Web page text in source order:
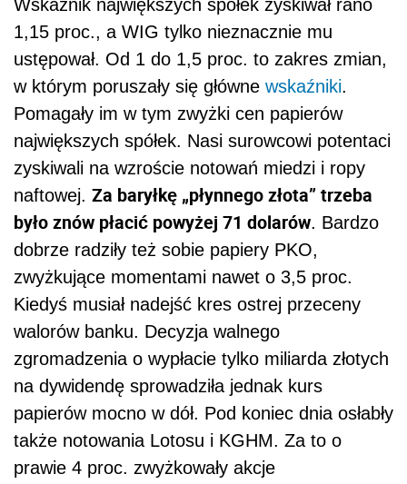
Wskaźnik największych spółek zyskiwał rano
1,15 proc., a WIG tylko nieznacznie mu
ustępował. Od 1 do 1,5 proc. to zakres zmian,
w którym poruszały się główne wskaźniki.
Pomagały im w tym zwyżki cen papierów
największych spółek. Nasi surowcowi potentaci
zyskiwali na wzroście notowań miedzi i ropy
naftowej. Za baryłkę „płynnego złota” trzeba
było znów płacić powyżej 71 dolarów. Bardzo
dobrze radziły też sobie papiery PKO,
zwyżkujące momentami nawet o 3,5 proc.
Kiedyś musiał nadejść kres ostrej przeceny
walorów banku. Decyzja walnego
zgromadzenia o wypłacie tylko miliarda złotych
na dywidendę sprowadziła jednak kurs
papierów mocno w dół. Pod koniec dnia osłabły
także notowania Lotosu i KGHM. Za to o
prawie 4 proc. zwyżkowały akcje